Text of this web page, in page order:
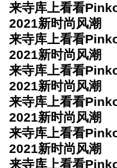
来寺库上看看
2021新时尚风潮
来寺库上看看
2021新时尚风潮
来寺库上看看
2021新时尚风潮
来寺库上看看
2021新时尚风潮
来寺库上看看
2021新时尚风潮
来寺库上看看